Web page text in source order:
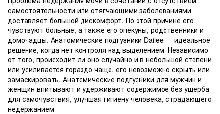
самостоятельности или отягчающими заболеваниями
доставляет большой дискомфорт. По этой причине его
чувствуют больные, а также его опекуны, родственники и
домочадцы. Анатомические подгузники Dailee — идеальное
решение, когда нет контроля над выделением. Независимо
от того, происходит ли оно случайно и в небольшой степени
или усиливается гораздо чаще, его невозможно скрыть или
замаскировать. Анатомические подгузники для мужчин и
женщин впитывают и удерживают содержимое без ущерба
для самочувствия, улучшая гигиену человека, страдающего
недержанием.